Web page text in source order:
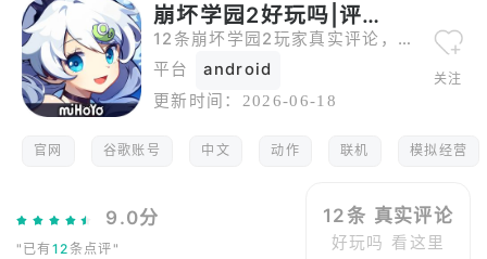
崩坏学园2好玩吗|评论
12条崩坏学园2玩家真实评论，从五星好评到一星差评全都有。
平台
android
更新时间： 2026-06-18
关注
官网 谷歌账号 中文 动作 联机 模拟经营
9.0分
"已有12 条点评"
12条 真实评论
好玩吗 看这里